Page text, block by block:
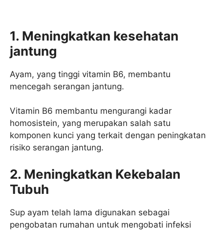
1. Meningkatkan kesehatan
jantung
Ayam, yang tinggi vitamin B6, membantu
mencegah serangan jantung.
Vitamin B6 membantu mengurangi kadar
homosistein, yang merupakan salah satu
komponen kunci yang terkait dengan peningkatan
risiko serangan jantung.
2. Meningkatkan Kekebalan
Tubuh
Sup ayam telah lama digunakan sebagai
pengobatan rumahan untuk mengobati infeksi